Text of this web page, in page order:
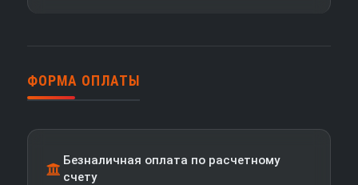
ФОРМА ОПЛАТЫ
Безналичная оплата по расчетному
счету